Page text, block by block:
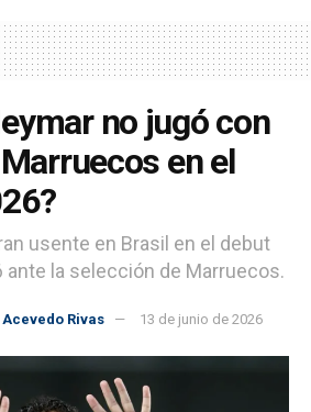
no jugó con
en el
usente en Brasil en el debut
ante la selección de Marruecos.
Rivas 13 de junio de 2026